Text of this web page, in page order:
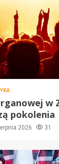
w
pokolenia
2026 31